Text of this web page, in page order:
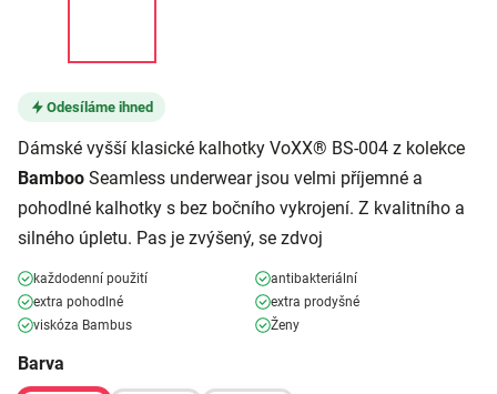
Odesíláme ihned
Dámské vyšší klasické kalhotky VoXX® BS-004 z kolekce
Bamboo Seamless underwear jsou velmi příjemné a
pohodlné kalhotky s bez bočního vykrojení. Z kvalitního a
silného úpletu. Pas je zvýšený, se zdvoj
každodenní použití
antibakteriální
extra pohodlné
extra prodyšné
viskóza Bambus
Ženy
Barva